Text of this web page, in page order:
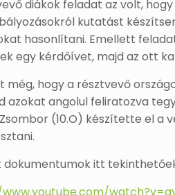
diákok feladat az volt,
kutatást
hasonlítani. Emellett
egy kérdőívet, majd az ott
még, hogy a résztvevő
azokat angolul feliratozva
Zsombor (10.O) készítette el
dokumentumok itt